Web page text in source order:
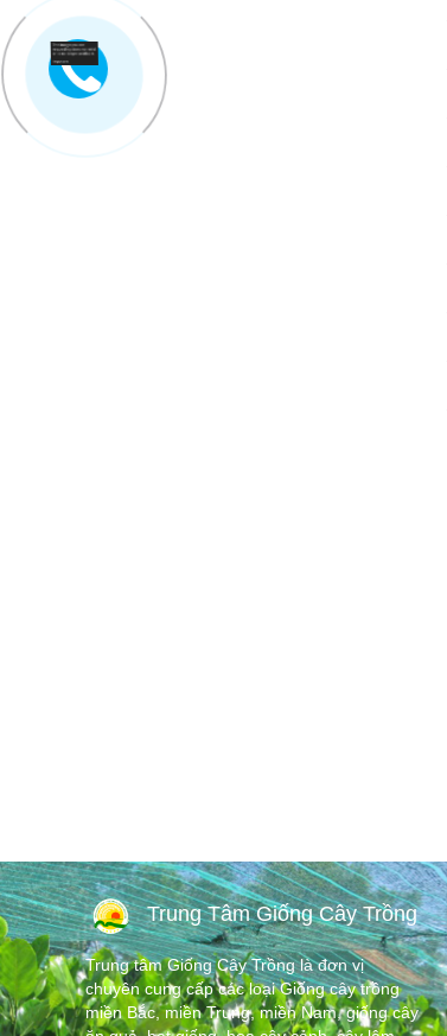
Trung Tâm Giống Cây Trồng
Trung tâm Giống Cây Trồng là đơn vị
chuyên cung cấp các loại Giống cây trồng
miền Bắc, miền Trung, miền Nam, giống cây